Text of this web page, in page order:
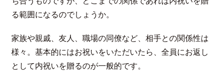
る範囲になるのでしょうか。
家族や親戚、友人、職場の同僚など、相手との関係性は
様々。基本的にはお祝いをいただいたら、全員にお返し
として内祝いを贈るのが一般的です。